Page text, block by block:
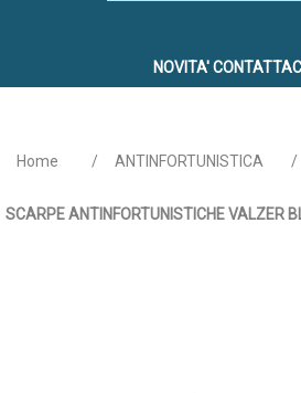
NOVITA' CONTATTACI
Home / ANTINFORTUNISTICA /
SCARPE ANTINFORTUNISTICHE VALZER